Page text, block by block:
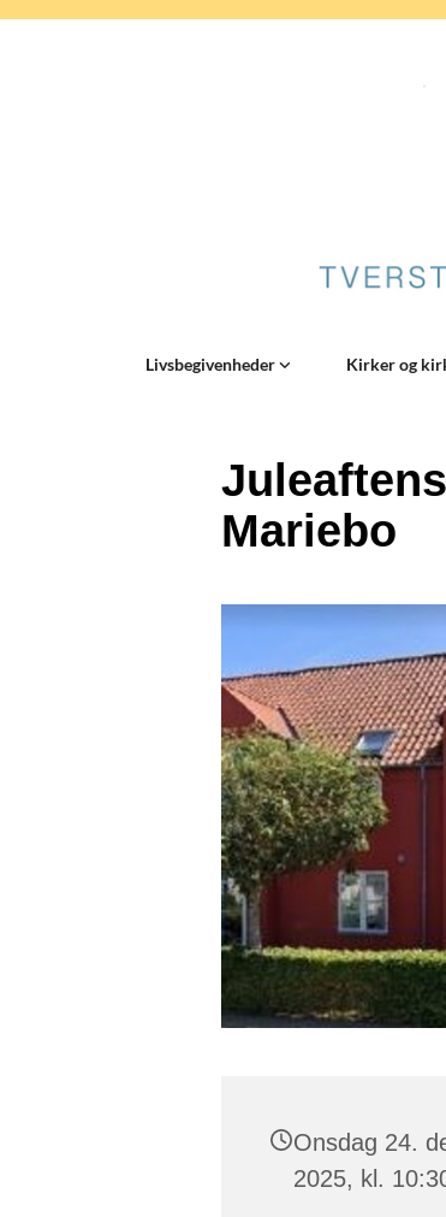
Livsbegivenheder Kirker og
Mariebo
Onsdag 24.
2025, kl.